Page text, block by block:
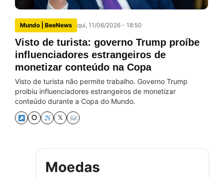
Mundo | BeeNews qui, 11/06/2026 - 18:50
Visto de turista: governo Trump proíbe
influenciadores estrangeiros de
monetizar conteúdo na Copa
Visto de turista não permite trabalho. Governo Trump
proibiu influenciadores estrangeiros de monetizar
conteúdo durante a Copa do Mundo.
⭘ 𝕏
Moedas